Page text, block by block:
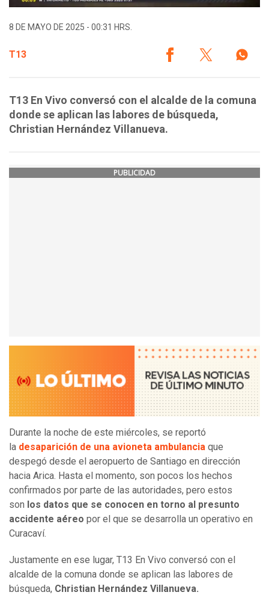
8 DE MAYO DE 2025 - 00:31 HRS.
T13
T13 En Vivo conversó con el alcalde de la comuna
donde se aplican las labores de búsqueda,
Christian Hernández Villanueva.
PUBLICIDAD
Durante la noche de este miércoles, se reportó
la desaparición de una avioneta ambulancia que
despegó desde el aeropuerto de Santiago en dirección
hacia Arica. Hasta el momento, son pocos los hechos
confirmados por parte de las autoridades, pero estos
son los datos que se conocen en torno al presunto
accidente aéreo por el que se desarrolla un operativo en
Curacaví.
Justamente en ese lugar, T13 En Vivo conversó con el
alcalde de la comuna donde se aplican las labores de
búsqueda, Christian Hernández Villanueva.